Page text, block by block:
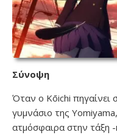
Σύνοψη
Όταν ο Kōichi πηγαίνει
γυμνάσιο της
ατμόσφαιρα στην τάξη